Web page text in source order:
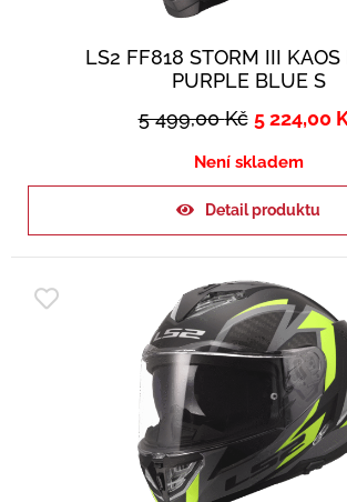
LS2 FF818 STORM III KAOS
PURPLE BLUE S
5 499,00Kč 5 224,00
Není skladem
Detail produktu